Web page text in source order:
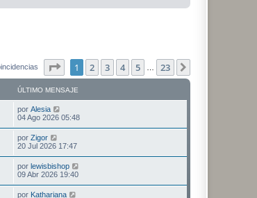
Página1 de 23
1 2 3 4 5 23
ÚLTIMO MENSAJE
Ú
l
m
o
m
e
n
s
a
por Alesia
04 Ago 2026 05:48
Ú
l
m
o
m
e
por Zigor
20 Jul 2026 17:47
Ú
l
por lewisbishop
09 Abr 2026 19:40
Ú
por Kathariana